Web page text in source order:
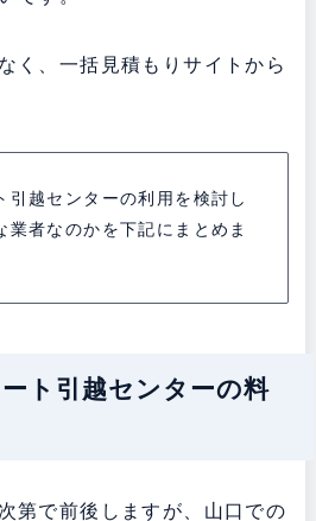
く、一括見積もりサイトから
引越センターの利用を検討し
業者なのかを下記にまとめま
ト引越センターの料
第で前後しますが、山口での